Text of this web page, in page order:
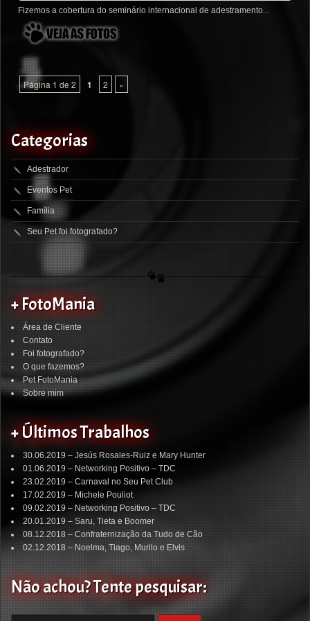
Fizemos a cobertura do seminário internacional de adestramento...
Página 1 de 2 1 2 »
Categorias
Adestrador
Eventos Pet
Família
Seu Pet foi fotografado?
+ FotoMania
Área de Cliente
Contato
Foi fotografado?
O que fazemos?
Pet FotoMania
Sobre mim
+ Últimos Trabalhos
30.06.2019 – Jesús Rosales-Ruiz e Mary Hunter
01.06.2019 – Networking Positivo – TDC
23.02.2019 – Carnaval no Seu Pet Club
17.02.2019 – Michele Pouliot
09.02.2019 – Networking Positivo – TDC
20.01.2019 – Saru, Tieta e Boomer
08.12.2018 – Confraternização da Tudo de Cão
02.12.2018 – Noelma, Tiago, Murilo e Elvis
Não achou? Tente pesquisar: